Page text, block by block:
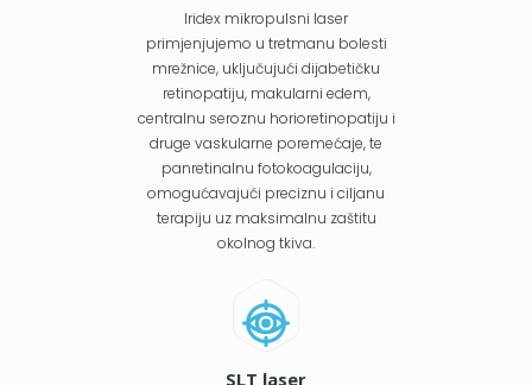
Iridex mikropulsni laser
primjenjujemo u tretmanu bolesti
mrežnice, uključujući dijabetičku
retinopatiju, makularni edem,
centralnu seroznu horioretinopatiju i
druge vaskularne poremećaje, te
panretinalnu fotokoagulaciju,
omogućavajući preciznu i ciljanu
terapiju uz maksimalnu zaštitu
okolnog tkiva.
SLT laser